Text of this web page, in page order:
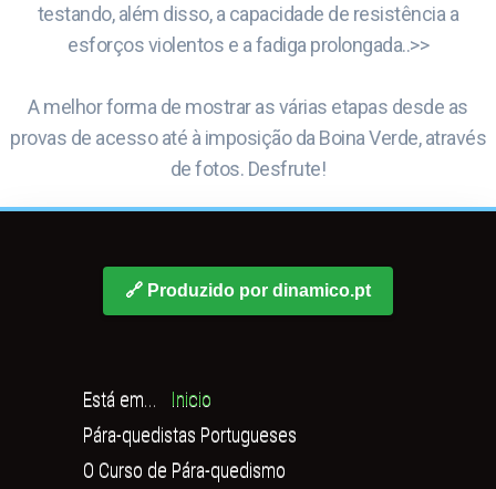
testando, além disso, a capacidade de resistência a
esforços violentos e a fadiga prolongada..>>
A melhor forma de mostrar as várias etapas desde as
provas de acesso até à imposição da Boina Verde, através
de fotos. Desfrute!
🔗 Produzido por dinamico.pt
Está em...
Inicio
Pára-quedistas Portugueses
O Curso de Pára-quedismo